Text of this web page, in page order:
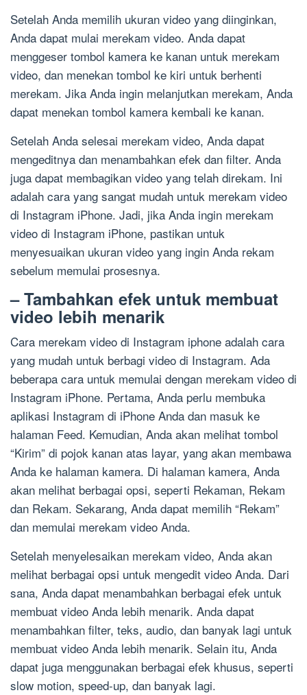
Setelah Anda memilih ukuran video yang diinginkan,
Anda dapat mulai merekam video. Anda dapat
menggeser tombol kamera ke kanan untuk merekam
video, dan menekan tombol ke kiri untuk berhenti
merekam. Jika Anda ingin melanjutkan merekam, Anda
dapat menekan tombol kamera kembali ke kanan.
Setelah Anda selesai merekam video, Anda dapat
mengeditnya dan menambahkan efek dan filter. Anda
juga dapat membagikan video yang telah direkam. Ini
adalah cara yang sangat mudah untuk merekam video
di Instagram iPhone. Jadi, jika Anda ingin merekam
video di Instagram iPhone, pastikan untuk
menyesuaikan ukuran video yang ingin Anda rekam
sebelum memulai prosesnya.
– Tambahkan efek untuk membuat
video lebih menarik
Cara merekam video di Instagram iphone adalah cara
yang mudah untuk berbagi video di Instagram. Ada
beberapa cara untuk memulai dengan merekam video di
Instagram iPhone. Pertama, Anda perlu membuka
aplikasi Instagram di iPhone Anda dan masuk ke
halaman Feed. Kemudian, Anda akan melihat tombol
“Kirim” di pojok kanan atas layar, yang akan membawa
Anda ke halaman kamera. Di halaman kamera, Anda
akan melihat berbagai opsi, seperti Rekaman, Rekam
dan Rekam. Sekarang, Anda dapat memilih “Rekam”
dan memulai merekam video Anda.
Setelah menyelesaikan merekam video, Anda akan
melihat berbagai opsi untuk mengedit video Anda. Dari
sana, Anda dapat menambahkan berbagai efek untuk
membuat video Anda lebih menarik. Anda dapat
menambahkan filter, teks, audio, dan banyak lagi untuk
membuat video Anda lebih menarik. Selain itu, Anda
dapat juga menggunakan berbagai efek khusus, seperti
slow motion, speed-up, dan banyak lagi.